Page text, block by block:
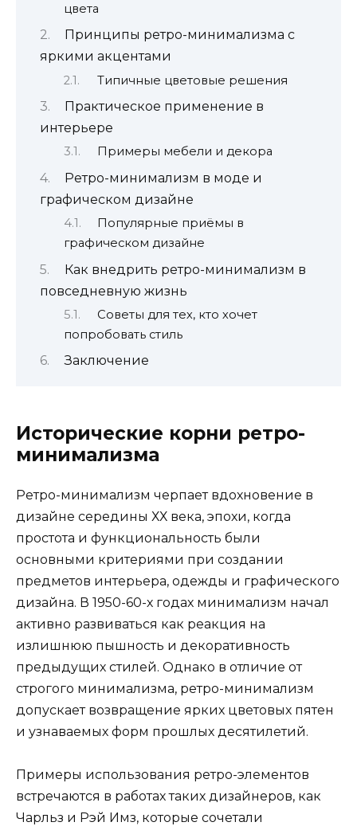
цвета
Принципы ретро-минимализма с
яркими акцентами
Типичные цветовые решения
Практическое применение в
интерьере
Примеры мебели и декора
Ретро-минимализм в моде и
графическом дизайне
Популярные приёмы в
графическом дизайне
Как внедрить ретро-минимализм в
повседневную жизнь
Советы для тех, кто хочет
попробовать стиль
Заключение
Исторические корни ретро-
минимализма
Ретро-минимализм черпает вдохновение в
дизайне середины ХХ века, эпохи, когда
простота и функциональность были
основными критериями при создании
предметов интерьера, одежды и графического
дизайна. В 1950-60-х годах минимализм начал
активно развиваться как реакция на
излишнюю пышность и декоративность
предыдущих стилей. Однако в отличие от
строгого минимализма, ретро-минимализм
допускает возвращение ярких цветовых пятен
и узнаваемых форм прошлых десятилетий.
Примеры использования ретро-элементов
встречаются в работах таких дизайнеров, как
Чарльз и Рэй Имз, которые сочетали